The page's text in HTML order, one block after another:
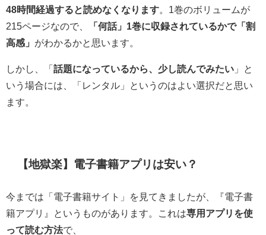
48時間経過すると読めなくなります 。1巻のボリュームが
215ページなので、
「何話」1巻に収録されているかで「割
高感」 がわかるかと思います。
しかし、「 話題になっているから、少し読んでみたい 」と
いう場合には、「レンタル」というのはよい選択だと思い
ます。
【地獄楽】電子書籍アプリは安い？
今までは「電子書籍サイト」を見てきましたが、『電子書
籍アプリ』というものがあります。これは専用アプリを使
って読む方法で、